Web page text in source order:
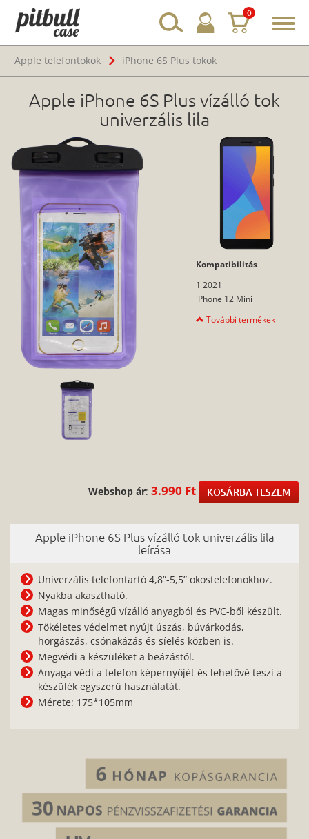
0
Apple telefontokok
iPhone 6S Plus tokok
Apple iPhone 6S Plus vízálló tok
univerzális lila
Kompatibilitás
1 2021
iPhone 12 Mini
További termékek
Webshop ár: 3.990 Ft KOSÁRBA TESZEM
Apple iPhone 6S Plus vízálló tok univerzális lila
leírása
Univerzális telefontartó 4,8”-5,5” okostelefonokhoz.
Nyakba akasztható.
Magas minőségű vízálló anyagból és PVC-ből készült.
Tökéletes védelmet nyújt úszás, búvárkodás,
horgászás, csónakázás és síelés közben is.
Megvédi a készüléket a beázástól.
Anyaga védi a telefon képernyőjét és lehetővé teszi a
készülék egyszerű használatát.
Mérete: 175*105mm